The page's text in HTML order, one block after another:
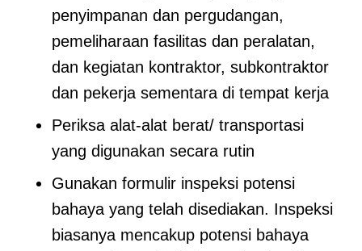
penyimpanan dan pergudangan,
pemeliharaan fasilitas dan peralatan,
dan kegiatan kontraktor, subkontraktor
dan pekerja sementara di tempat kerja
Periksa alat-alat berat/ transportasi
yang digunakan secara rutin
Gunakan formulir inspeksi potensi
bahaya yang telah disediakan. Inspeksi
biasanya mencakup potensi bahaya